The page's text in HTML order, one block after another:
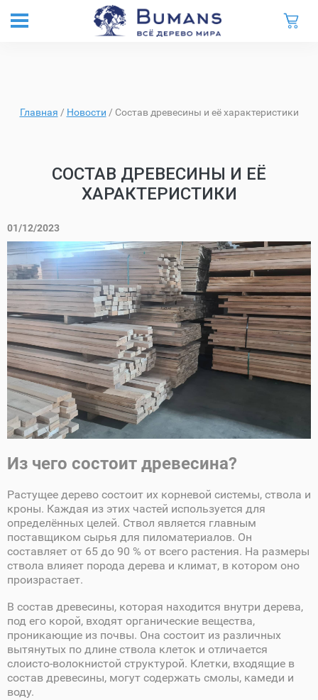
Главная / Новости / Состав древесины и её характеристики
СОСТАВ ДРЕВЕСИНЫ И ЕЁ
ХАРАКТЕРИСТИКИ
01/12/2023
Из чего состоит древесина?
Растущее дерево состоит их корневой системы, ствола и
кроны. Каждая из этих частей используется для
определённых целей. Ствол является главным
поставщиком сырья для пиломатериалов. Он
составляет от 65 до 90 % от всего растения. На размеры
ствола влияет порода дерева и климат, в котором оно
произрастает.
В состав древесины, которая находится внутри дерева,
под его корой, входят органические вещества,
проникающие из почвы. Она состоит из различных
вытянутых по длине ствола клеток и отличается
слоисто-волокнистой структурой. Клетки, входящие в
состав древесины, могут содержать смолы, камеди и
воду.